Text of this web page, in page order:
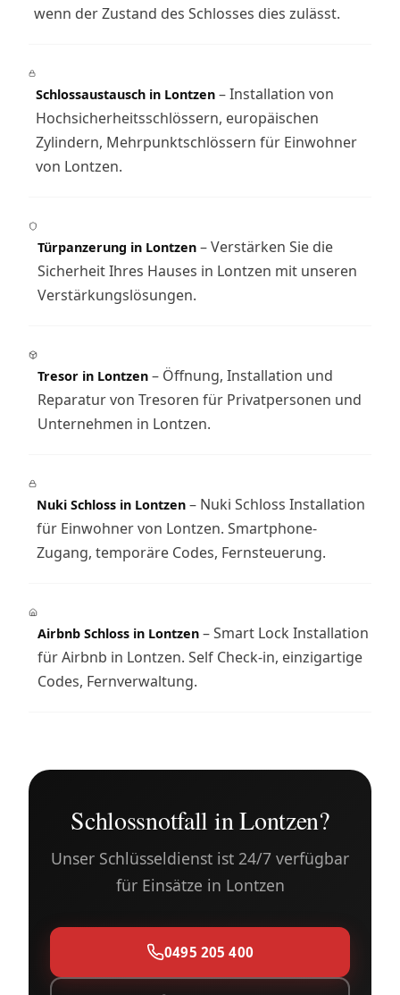
wenn der Zustand des Schlosses dies zulässt.
Schlossaustausch in Lontzen – Installation von
Hochsicherheitsschlössern, europäischen
Zylindern, Mehrpunktschlössern für Einwohner
von Lontzen.
Türpanzerung in Lontzen – Verstärken Sie die
Sicherheit Ihres Hauses in Lontzen mit unseren
Verstärkungslösungen.
Tresor in Lontzen – Öffnung, Installation und
Reparatur von Tresoren für Privatpersonen und
Unternehmen in Lontzen.
Nuki Schloss in Lontzen– Nuki Schloss Installation
für Einwohner von Lontzen. Smartphone-
Zugang, temporäre Codes, Fernsteuerung.
Airbnb Schloss in Lontzen– Smart Lock Installation
für Airbnb in Lontzen. Self Check-in, einzigartige
Codes, Fernverwaltung.
Schlossnotfall in Lontzen?
Unser Schlüsseldienst ist 24/7 verfügbar
für Einsätze in Lontzen
0495 205 400